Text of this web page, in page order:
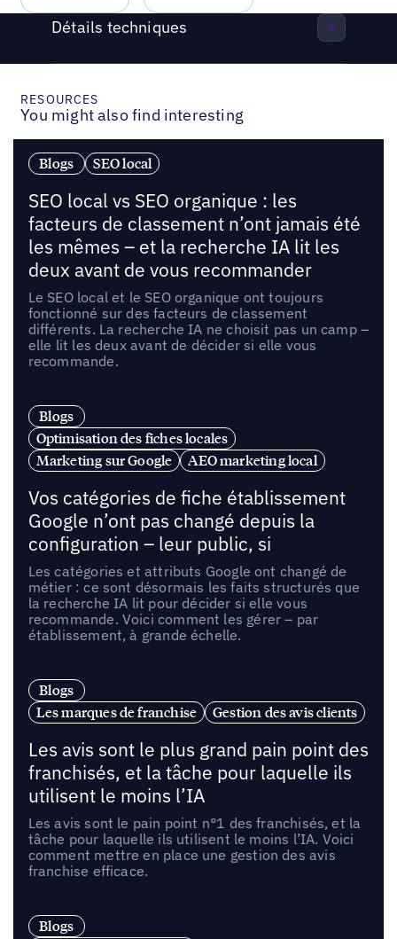
Détails techniques
RESOURCES
You might also find interesting
Blogs SEO local
SEO local vs SEO organique : les
facteurs de classement n’ont jamais été
les mêmes – et la recherche IA lit les
deux avant de vous recommander
Le SEO local et le SEO organique ont toujours
fonctionné sur des facteurs de classement
différents. La recherche IA ne choisit pas un camp –
elle lit les deux avant de décider si elle vous
recommande.
Blogs
Optimisation des fiches locales
Marketing sur Google
AEO marketing local
Vos catégories de fiche établissement
Google n’ont pas changé depuis la
configuration – leur public, si
Les catégories et attributs Google ont changé de
métier : ce sont désormais les faits structurés que
la recherche IA lit pour décider si elle vous
recommande. Voici comment les gérer – par
établissement, à grande échelle.
Blogs
Les marques de franchise
Gestion des avis clients
Les avis sont le plus grand pain point des
franchisés, et la tâche pour laquelle ils
utilisent le moins l’IA
Les avis sont le pain point n°1 des franchisés, et la
tâche pour laquelle ils utilisent le moins l’IA. Voici
comment mettre en place une gestion des avis
franchise efficace.
Blogs